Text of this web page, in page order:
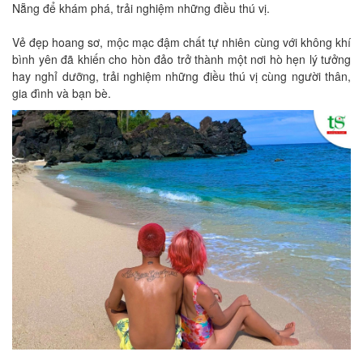
Nẵng để khám phá, trải nghiệm những điều thú vị.
Vẻ đẹp hoang sơ, mộc mạc đậm chất tự nhiên cùng với không khí
bình yên đã khiến cho hòn đảo trở thành một nơi hò hẹn lý tưởng
hay nghỉ dưỡng, trải nghiệm những điều thú vị cùng người thân,
gia đình và bạn bè.